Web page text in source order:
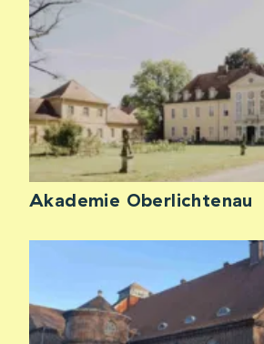
Akademie Oberlichtenau